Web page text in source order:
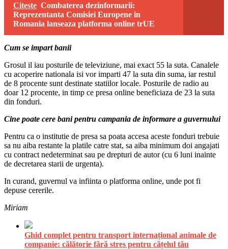
Citeste Combaterea dezinformarii:
Reprezentanta Comisiei Europene in
Romania lanseaza platforma online trUE
Cum se impart banii
Grosul il iau posturile de televiziune, mai exact 55 la suta. Canalele
cu acoperire nationala isi vor imparti 47 la suta din suma, iar restul
de 8 procente sunt destinate statiilor locale. Posturile de radio au
doar 12 procente, in timp ce presa online beneficiaza de 23 la suta
din fonduri.
Cine poate cere bani pentru campania de informare a guvernului
Pentru ca o institutie de presa sa poata accesa aceste fonduri trebuie
sa nu aiba restante la platile catre stat, sa aiba minimum doi angajati
cu contract nedeterminat sau pe drepturi de autor (cu 6 luni inainte
de decretarea starii de urgenta).
In curand, guvernul va infiinta o platforma online, unde pot fi
depuse cererile.
Miriam
Ghid complet pentru transport internațional animale de
companie: călătorie fără stres pentru cățelul tău